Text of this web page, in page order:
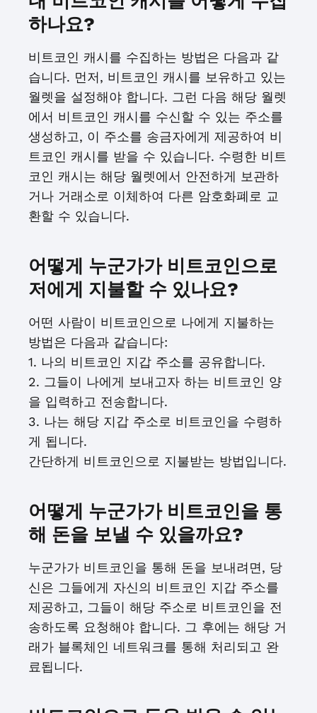
하나요?
비트코인 캐시를 수집하는 방법은 다음과 같
습니다. 먼저, 비트코인 캐시를 보유하고 있는
월렛을 설정해야 합니다. 그런 다음 해당 월렛
에서 비트코인 캐시를 수신할 수 있는 주소를
생성하고, 이 주소를 송금자에게 제공하여 비
트코인 캐시를 받을 수 있습니다. 수령한 비트
코인 캐시는 해당 월렛에서 안전하게 보관하
거나 거래소로 이체하여 다른 암호화폐로 교
환할 수 있습니다.
어떻게 누군가가 비트코인으로
저에게 지불할 수 있나요?
어떤 사람이 비트코인으로 나에게 지불하는
방법은 다음과 같습니다:
1. 나의 비트코인 지갑 주소를 공유합니다.
2. 그들이 나에게 보내고자 하는 비트코인 양
을 입력하고 전송합니다.
3. 나는 해당 지갑 주소로 비트코인을 수령하
게 됩니다.
간단하게 비트코인으로 지불받는 방법입니다.
어떻게 누군가가 비트코인을 통
해 돈을 보낼 수 있을까요?
누군가가 비트코인을 통해 돈을 보내려면, 당
신은 그들에게 자신의 비트코인 지갑 주소를
제공하고, 그들이 해당 주소로 비트코인을 전
송하도록 요청해야 합니다. 그 후에는 해당 거
래가 블록체인 네트워크를 통해 처리되고 완
료됩니다.